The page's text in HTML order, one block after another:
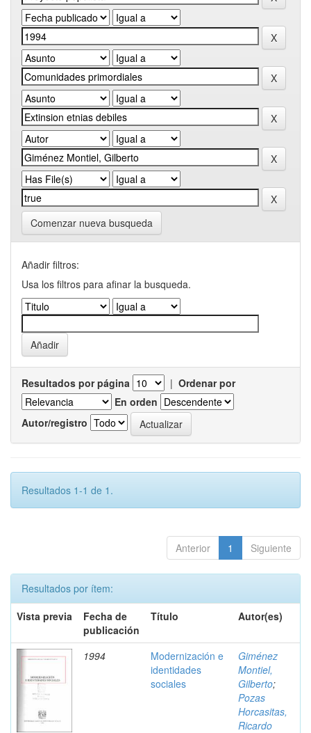
Comenzar nueva busqueda
Añadir filtros:
Usa los filtros para afinar la busqueda.
Resultados por página | Ordenar por
En orden
Autor/registro
Resultados 1-1 de 1.
Anterior 1 Siguiente
Resultados por ítem:
Vista previa
Fecha de
publicación
Título Autor(es)
1994
Modernización e
identidades
sociales
Giménez
Montiel,
Gilberto;
Pozas
Horcasitas,
Ricardo